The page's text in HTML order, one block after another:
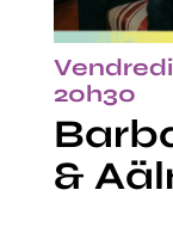
20h30
&